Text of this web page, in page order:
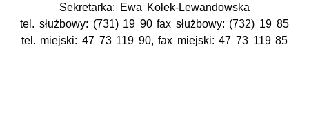
Sekretarka: Ewa Kolek-Lewandowska
tel. służbowy: (731) 19 90 fax służbowy: (732) 19 85
tel. miejski: 47 73 119 90, fax miejski: 47 73 119 85